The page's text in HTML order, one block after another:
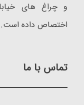
و چراغ های
اختصاص داده است.
تماس با ما